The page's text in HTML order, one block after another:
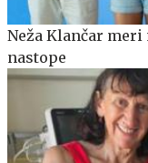
Neža Klančar
nastope